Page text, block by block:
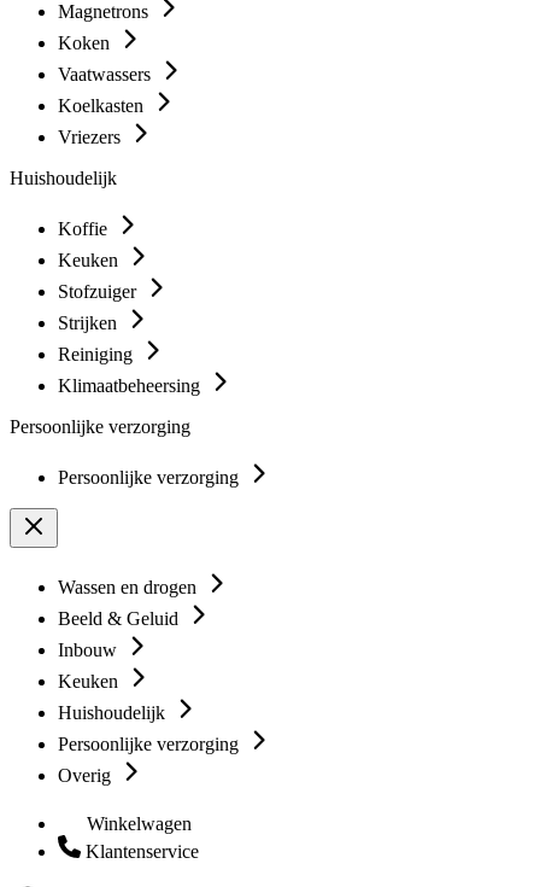
Magnetrons
Koken
Vaatwassers
Koelkasten
Vriezers
Huishoudelijk
Koffie
Keuken
Stofzuiger
Strijken
Reiniging
Klimaatbeheersing
Persoonlijke verzorging
Persoonlijke verzorging
Wassen en drogen
Beeld & Geluid
Inbouw
Keuken
Huishoudelijk
Persoonlijke verzorging
Overig
Winkelwagen
Klantenservice